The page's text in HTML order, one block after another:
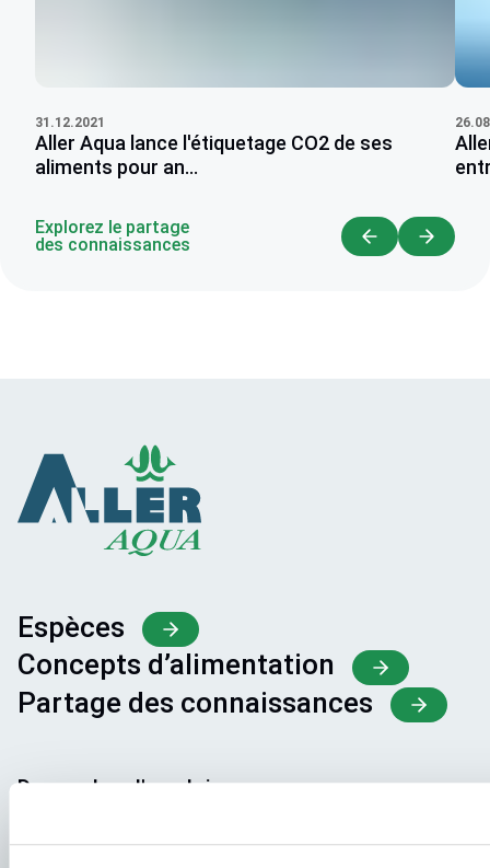
31.12.2021
Aller Aqua lance l'étiquetage CO2 de ses
aliments pour an...
Explorez le partage
des connaissances
Espèces
Concepts d’alimentation
Partage des connaissances
Demandes d'emploi